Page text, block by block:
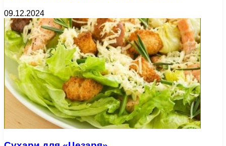
09.12.2024